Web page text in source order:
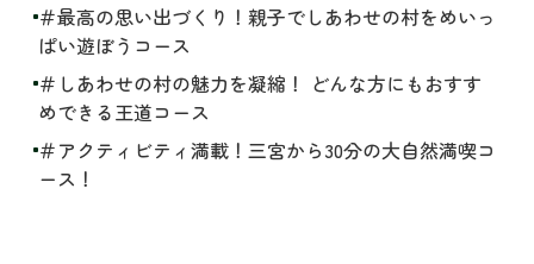
＃最高の思い出づくり！親子でしあわせの村をめいっ
ぱい遊ぼうコース
＃しあわせの村の魅力を凝縮！ どんな方にもおすす
めできる王道コース
＃アクティビティ満載！三宮から30分の大自然満喫コ
ース！